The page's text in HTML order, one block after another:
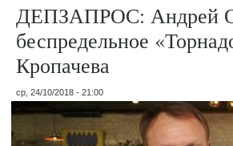
ДЕПЗАПРОС: Андрей
беспредельное
Кропачева
ср, 24/10/2018 - 21:00